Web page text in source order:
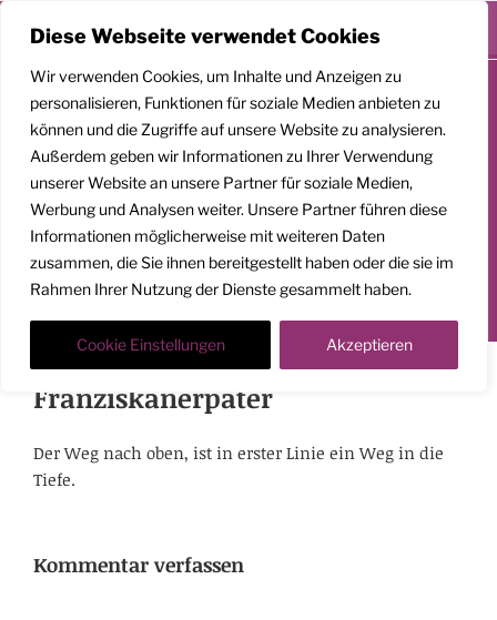
Diese Webseite verwendet Cookies
Wir verwenden Cookies, um Inhalte und Anzeigen zu
personalisieren, Funktionen für soziale Medien anbieten zu
können und die Zugriffe auf unsere Website zu analysieren.
Außerdem geben wir Informationen zu Ihrer Verwendung
unserer Website an unsere Partner für soziale Medien,
Werbung und Analysen weiter. Unsere Partner führen diese
Informationen möglicherweise mit weiteren Daten
zusammen, die Sie ihnen bereitgestellt haben oder die sie im
Rahmen Ihrer Nutzung der Dienste gesammelt haben.
Cookie Einstellungen Akzeptieren
Zum
springen
GEMEINSAM
AUFSTEIGEN
Klarheit. Präsenz. Befreiung.
Transformationscoach | Architekt der Befreiung
Menü
Richard Rohr, amerikanischer
Franziskanerpater
Der Weg nach oben, ist in erster Linie ein Weg in die
Tiefe.
Kommentar verfassen